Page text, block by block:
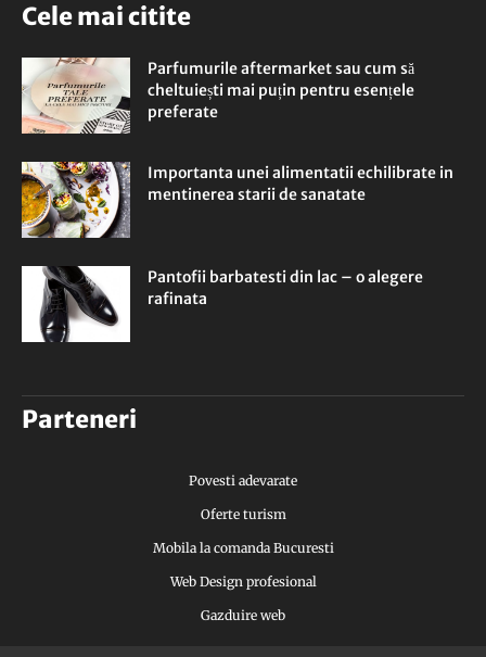
Cele mai citite
Parfumurile aftermarket sau cum să
cheltuiești mai puțin pentru esențele
preferate
Importanta unei alimentatii echilibrate in
mentinerea starii de sanatate
Pantofii barbatesti din lac – o alegere
rafinata
Parteneri
Povesti adevarate
Oferte turism
Mobila la comanda Bucuresti
Web Design profesional
Gazduire web